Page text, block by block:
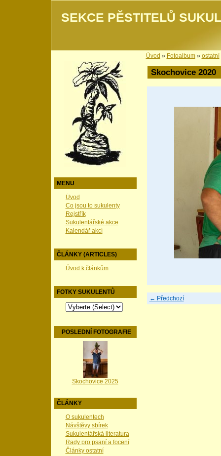
SEKCE PĚSTITELŮ
MENU
Úvod
Co jsou to sukulenty
Rejstřík
Sukulentářské akce
Kalendář akcí
ČLÁNKY (ARTICLES)
Úvod k článkům
FOTKY SUKULENTŮ
POSLEDNÍ FOTOGRAFIE
Skochovice 2025
ČLÁNKY
O sukulentech
Návštěvy sbírek
Sukulentářská literatura
Rady pro psaní a focení
Články ostatní
Úvod » Fotoalbum» ostatní
Skochovice 2020
← Předchozí